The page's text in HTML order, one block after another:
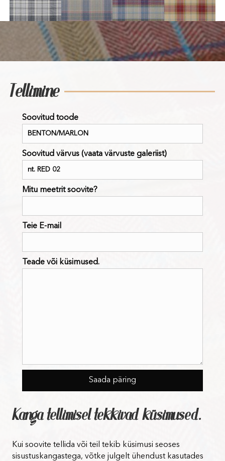
Tellimine
Soovitud toode
Soovitud värvus (vaata värvuste galeriist)
Mitu meetrit soovite?
Teie E-mail
Teade või küsimused.
Kanga tellimisel tekkivad küsimused.
Kui soovite tellida või teil tekib küsimusi seoses
sisustuskangastega, võtke julgelt ühendust kasutades